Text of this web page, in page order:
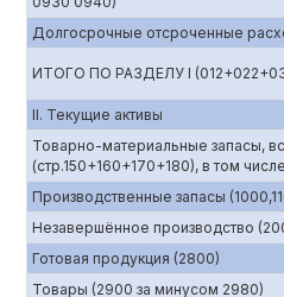
Долгосрочные отсроченные
ИТОГО ПО РАЗДЕЛУ I
II. Текущие активы
Товарно-материальные запасы,
(стр.150+160+170+180), в том числе
Производственные запасы
Незавершённое производство
Готовая продукция (2800)
Товары (2900 за минусом 2980)